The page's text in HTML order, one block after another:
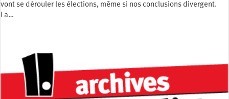
vont se dérouler les élections, même si nos conclusions divergent.
La…